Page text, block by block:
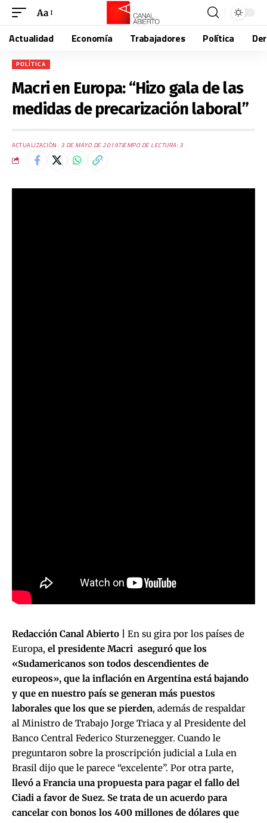
Aa
Actualidad Economía Trabajadores Política
POLÍTICA
Macri en Europa: “Hizo gala de las
medidas de precarización laboral”
ACTUALIZACIÓN: 3 DE MAYO DE 2019TIEMPO DE LECTURA: 3
Redacción Canal Abierto |
En su gira por los países de
Europa, el presidente Macri aseguró que los
«Sudamericanos son todos descendientes de
europeos», que la inflación en Argentina está bajando
y que en nuestro país se generan más puestos
laborales que los que se pierden, además de respaldar
al Ministro de Trabajo Jorge Triaca y al Presidente del
Banco Central Federico Sturzenegger. Cuando le
preguntaron sobre la proscripción judicial a Lula en
Brasil dijo que le parece “excelente”. Por otra parte,
llevó a Francia una propuesta para pagar el fallo del
Ciadi a favor de Suez. Se trata de un acuerdo para
cancelar con bonos los 400 millones de dólares que